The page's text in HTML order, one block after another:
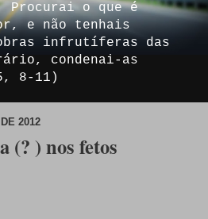
Procurai o que é
e não tenhais
infrutíferas das
condenai-as
8-11)
2012
(? ) nos fetos